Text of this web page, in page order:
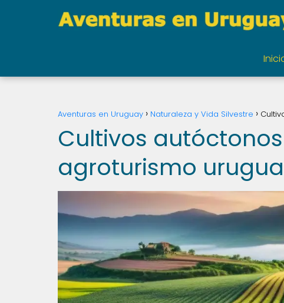
Aventuras en Uruguay Naturaleza y Vida Silvestre
Cultivos
agroturismo